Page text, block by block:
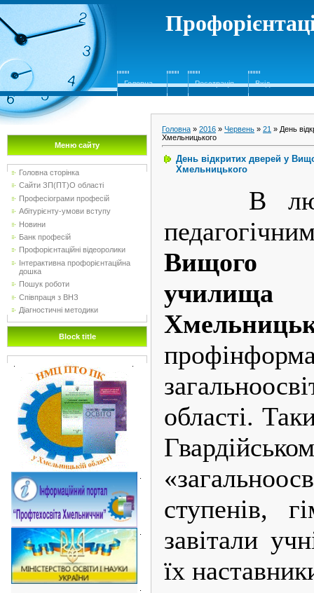
Головна Реєстрація Вхід
Меню сайту
Головна сторінка
Сайти ЗП(ПТ)О області
Професіограми професій
Абітурієнту-умови вступу
Новини
Банк професій
Профорієнтаційні відеоролики
Інтерактивна профорієнтаційна
дошка
Пошук роботи
Співпраця з ВНЗ
Діагностичні методики
Block title
Головна » 2016 » Червень » 21 » День
Хмельницького
День відкритих дверей у
Хмельницького
В
Вищого
області.
ступенів,
завітали
їх